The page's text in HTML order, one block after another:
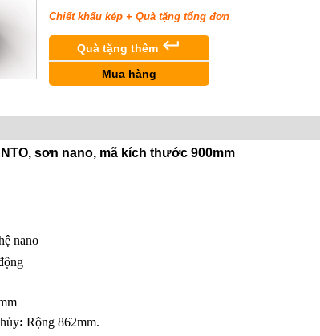
Chiết khấu kép + Quà tặng tổng đơn
Quà tặng thêm keyboard_return
Mua hàng
sơn nano, mã kích thước 900mm
nano
: Rộng 862mm.